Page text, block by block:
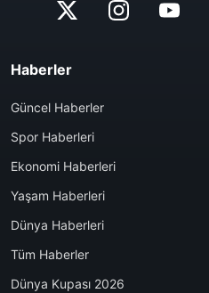
Haberler
Güncel Haberler
Spor Haberleri
Ekonomi Haberleri
Yaşam Haberleri
Dünya Haberleri
Tüm Haberler
Dünya Kupası 2026